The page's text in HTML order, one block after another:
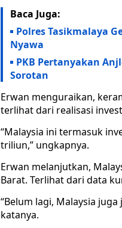
Baca Juga:
Polres Tasikmalaya
Nyawa
PKB Pertanyakan
Sorotan
Erwan menguraikan,
terlihat dari realisasi
“Malaysia ini termasuk
triliun,” ungkapnya.
Erwan melanjutkan,
Barat. Terlihat dari data
“Belum lagi, Malaysia
katanya.